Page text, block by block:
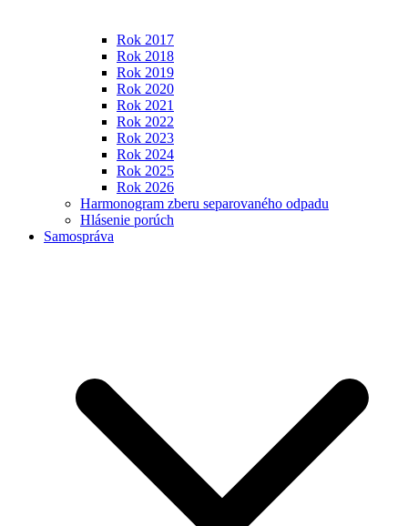
Rok 2017
Rok 2018
Rok 2019
Rok 2020
Rok 2021
Rok 2022
Rok 2023
Rok 2024
Rok 2025
Rok 2026
Harmonogram zberu separovaného odpadu
Hlásenie porúch
Samospráva